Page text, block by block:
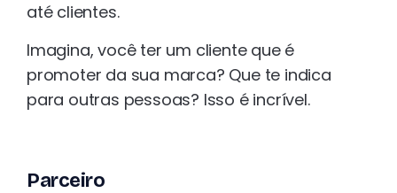
até clientes.
Imagina, você ter um cliente que é
promoter da sua marca? Que te indica
para outras pessoas? Isso é incrível.
Parceiro